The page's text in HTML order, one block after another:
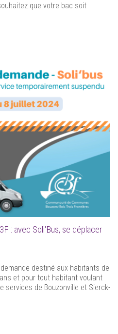
que votre bac soit
: avec Soli'Bus, se déplacer
destiné aux habitants de
et pour tout habitant voulant
services de Bouzonville et Sierck-